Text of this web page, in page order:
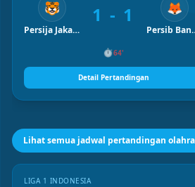
🐯
Persija Jakarta
1 - 1 🦊
⏱64'
Detail Pertandingan
Lihat semua jadwal pertandingan
LIGA 1 INDONESIA